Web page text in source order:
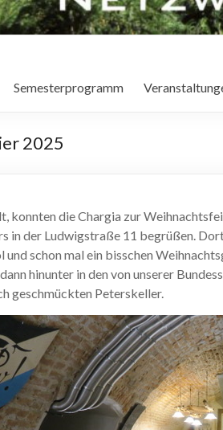
Semesterprogramm
2025
konnten die Chargia zur
in der Ludwigstraße 11 begrüßen.
und schon mal ein bisschen
hinunter in den von unserer
geschmückten Peterskeller.